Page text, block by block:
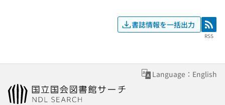
書誌情報を一括出力 RSS
RSS
Language：English